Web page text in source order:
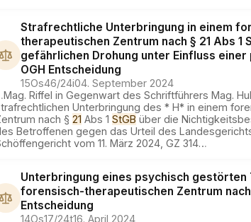
Strafrechtliche Unterbringung in einem
therapeutischen Zentrum nach § 21 Abs 1
gefährlichen Drohung unter Einfluss
OGH Entscheidung
15Os46/24i04. September 2024
Mag. Riffel in Gegenwart des Schriftführers Mag.
Unterbringung des * H* in einem
nach § 21 Abs 1 StGB über die
Betroffenen gegen das Urteil des
vom 11. März 2024, GZ 314…
Unterbringung eines psychisch gestörten
forensisch-therapeutischen Zentrum nach
Entscheidung
14Os17/24t16. April 2024